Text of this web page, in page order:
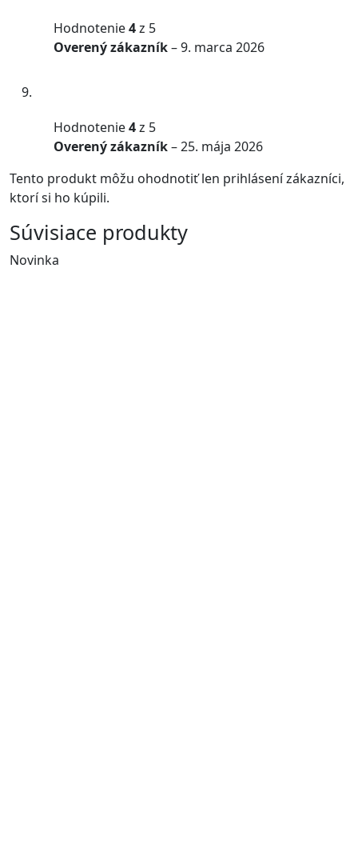
Hodnotenie4z 5
Overený zákazník–9. marca 2026
Hodnotenie4z 5
Overený zákazník–25. mája 2026
Tento produkt môžu ohodnotiť len prihlásení zákazníci,
ktorí si ho kúpili.
Súvisiace produkty
Novinka